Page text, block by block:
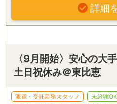
詳細
〈9月開始〉安心の大
土日祝休み＠東比恵
派遣・受託業務スタッフ 未経験OK